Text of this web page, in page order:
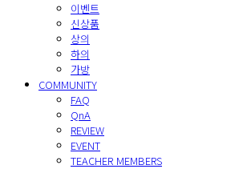
이벤트
신상품
상의
하의
가방
COMMUNITY
FAQ
QnA
REVIEW
EVENT
TEACHER MEMBERS